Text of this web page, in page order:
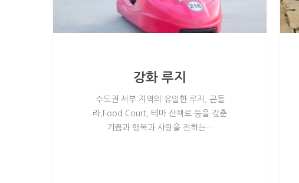
강화 루지
수도권 서부 지역의 유일한 루지, 곤돌
라,Food Court, 테마 산책로 등을 갖춘
기쁨과 행복과 사랑을 전하는…